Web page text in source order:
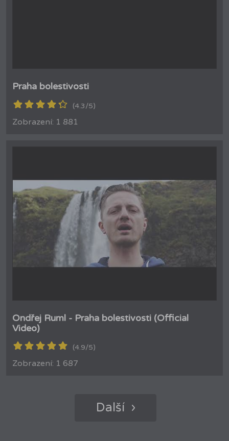
Praha bolestivosti
(4.3/5)
Zobrazení: 1 881
Ondřej Ruml - Praha bolestivosti (Official
Video)
(4.9/5)
Zobrazení: 1 687
Další ›